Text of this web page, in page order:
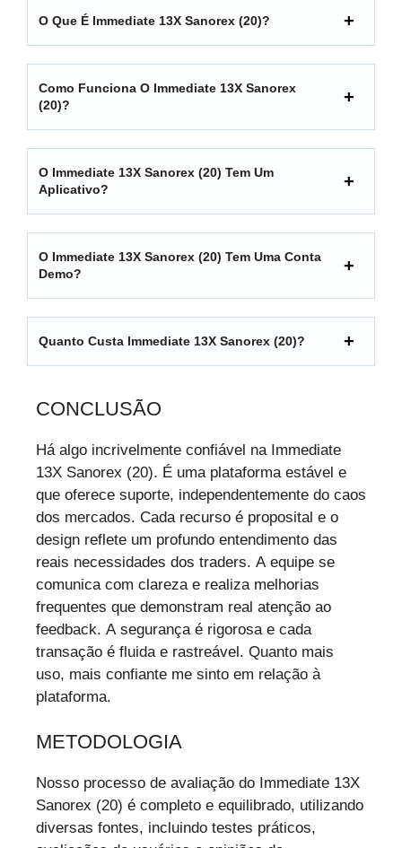
O Que É Immediate 13X Sanorex (20)?
Como Funciona O Immediate 13X Sanorex
(20)?
O Immediate 13X Sanorex (20) Tem Um
Aplicativo?
O Immediate 13X Sanorex (20) Tem Uma Conta
Demo?
Quanto Custa Immediate 13X Sanorex (20)?
CONCLUSÃO
Há algo incrivelmente confiável na Immediate
13X Sanorex (20). É uma plataforma estável e
que oferece suporte, independentemente do caos
dos mercados. Cada recurso é proposital e o
design reflete um profundo entendimento das
reais necessidades dos traders. A equipe se
comunica com clareza e realiza melhorias
frequentes que demonstram real atenção ao
feedback. A segurança é rigorosa e cada
transação é fluida e rastreável. Quanto mais
uso, mais confiante me sinto em relação à
plataforma.
METODOLOGIA
Nosso processo de avaliação do Immediate 13X
Sanorex (20) é completo e equilibrado, utilizando
diversas fontes, incluindo testes práticos,